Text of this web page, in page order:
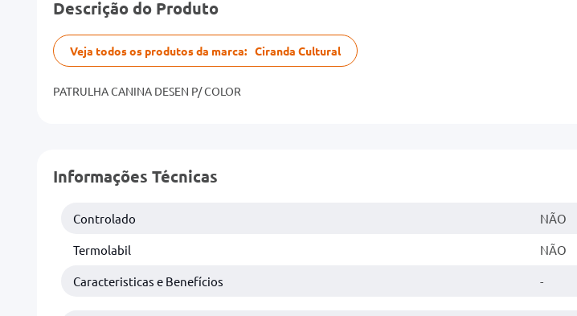
Descrição do Produto
Veja todos os produtos da marca: Ciranda Cultural
PATRULHA CANINA DESEN P/ COLOR
Informações Técnicas
Controlado NÃO
Termolabil NÃO
Caracteristicas e Benefícios -